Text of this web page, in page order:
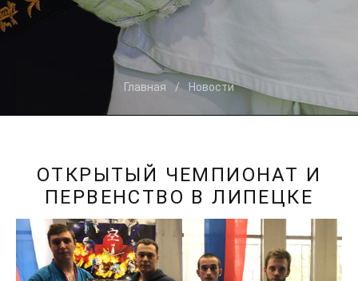
Главная Новости
ОТКРЫТЫЙ ЧЕМПИОНАТ И
ПЕРВЕНСТВО В ЛИПЕЦКЕ